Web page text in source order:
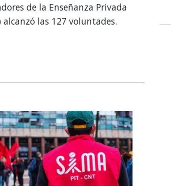
de la Enseñanza Privada
alcanzó las 127 voluntades.